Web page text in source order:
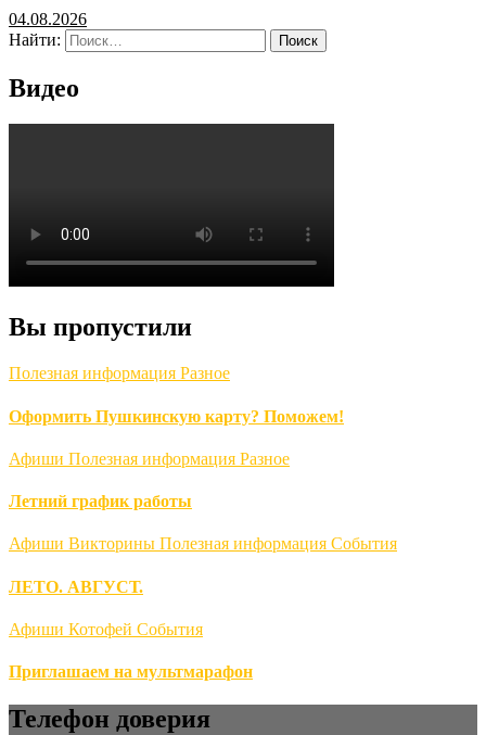
04.08.2026
Найти:
Видео
Вы пропустили
Полезная информация Разное
Оформить Пушкинскую карту? Поможем!
Афиши Полезная информация Разное
Летний график работы
Афиши Викторины Полезная информация События
ЛЕТО. АВГУСТ.
Афиши Котофей События
Приглашаем на мультмарафон
Телефон доверия